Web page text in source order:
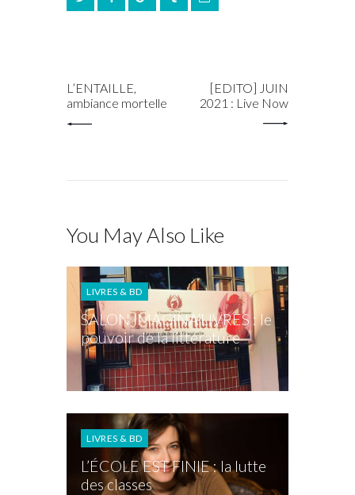
L’ENTAILLE,
ambiance mortelle
[EDITO] JUIN
2021 : Live Now
You May Also Like
LIVRES & BD
SALON IMAGINA’LIVRES : le
pouvoir de la littérature
LIVRES & BD
L’ÉCOLE EST FINIE : la lutte
des classes